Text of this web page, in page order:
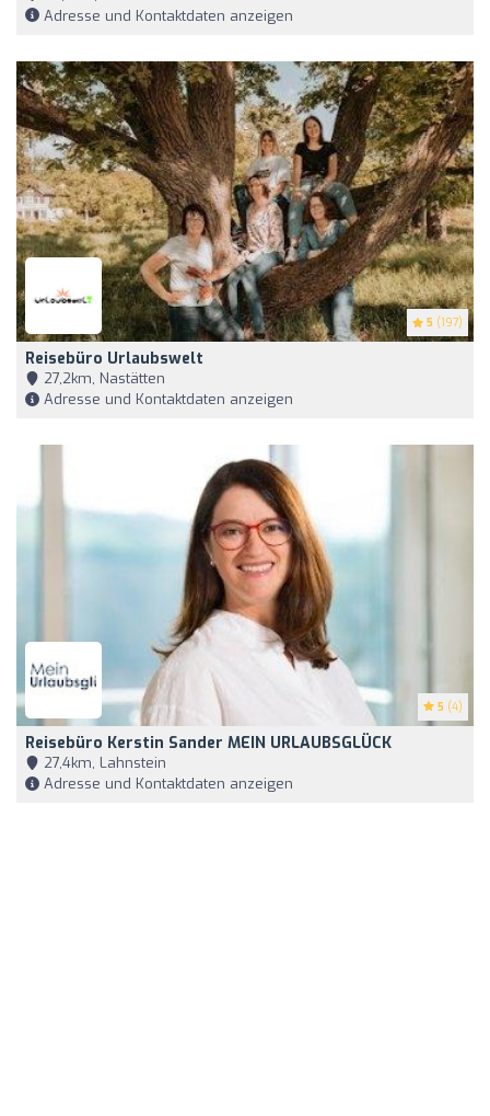
Adresse und Kontaktdaten anzeigen
5 (197)
Reisebüro Urlaubswelt
27,2km, Nastätten
Adresse und Kontaktdaten anzeigen
5 (4)
Reisebüro Kerstin Sander MEIN URLAUBSGLÜCK
27,4km, Lahnstein
Adresse und Kontaktdaten anzeigen